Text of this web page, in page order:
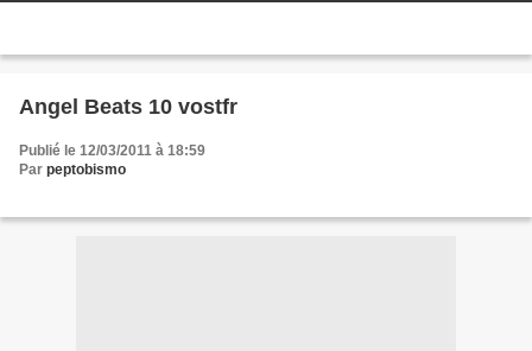
Angel Beats 10 vostfr
Publié le 12/03/2011 à 18:59
Par peptobismo